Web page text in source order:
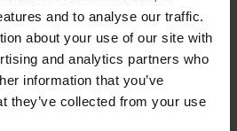
and to analyse our traffic.
about your use of our site with
and analytics partners who
information that you’ve
they’ve collected from your use
Tatársánc utca 36
5900 Orosháza
Ungaria
Director de afaceri și
de productie: